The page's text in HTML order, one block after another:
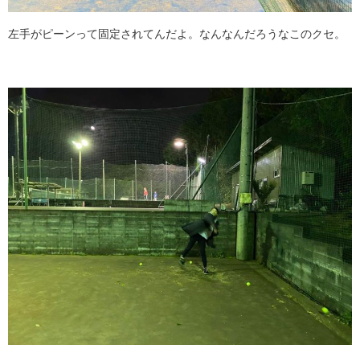
左手がピーンって固定されてんだよ。なんなんだろうなこのクセ。